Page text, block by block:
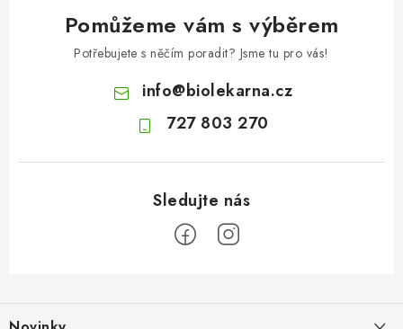
Pomůžeme vám s výběrem
Potřebujete s něčím poradit? Jsme tu pro vás!
info@biolekarna.cz
727 803 270